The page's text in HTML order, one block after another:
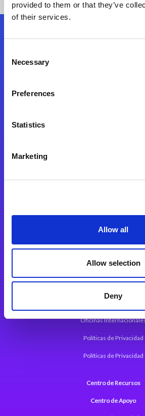
provided to them or that they’ve
of their services.
Selection
Necessary
Preferences
Statistics
Marketing
Allow all
Allow selection
Deny
Síganos
Magic xpi Plataforma de
Comunicados de Prensa
Acerca de Magic
Oficinas
Políticas de Privacidad
Políticas de Privacidad
Centro de Recursos
Centro de Apoyo